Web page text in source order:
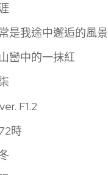
是我途中邂逅的風景
巒中的一抹紅
F1.2
時